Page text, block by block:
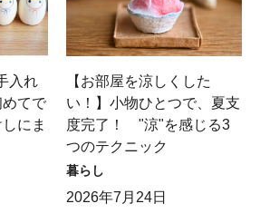
入れ
てで
にま
【お部屋を涼しくした
い！】小物ひとつで、夏支
度完了！ "涼"を感じる3
つのテクニック
暮らし
2026年7月24日